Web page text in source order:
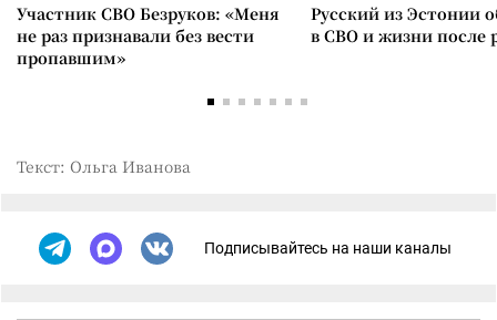
Участник СВО Безруков: «Меня
не раз признавали без вести
пропавшим»
Русский из Эстонии
в СВО и жизни после
Текст: Ольга Иванова
Подписывайтесь на наши каналы